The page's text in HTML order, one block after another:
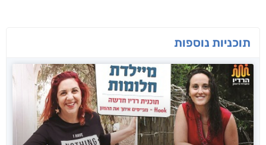
תוכניות נוספות